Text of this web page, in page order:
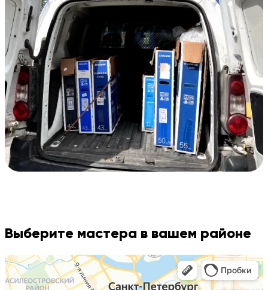
Выберите мастера в вашем районе